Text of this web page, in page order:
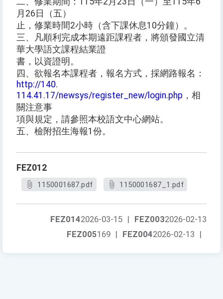
月26日（五）
止，修業時間2小時（含下課休息10分鐘）。
三、凡順利完成本期遠距課程者，將頒發國立清
華大學語文課程結業證
書，以資證明。
四、欲報名本課程者，報名方式，採網路報名：
http://140.
114.41.17/newsys/register_new/login.php ，相
關注意事
項與規定，請參照本校語文中心網站。
五、檢附招生海報1份。
FEZ012
1150001687.pdf 1150001687_1.pdf
FEZ0032026-02-13
FEZ0142026-03-15 |
FEZ0042026-02-13 |
FEZ005169 |